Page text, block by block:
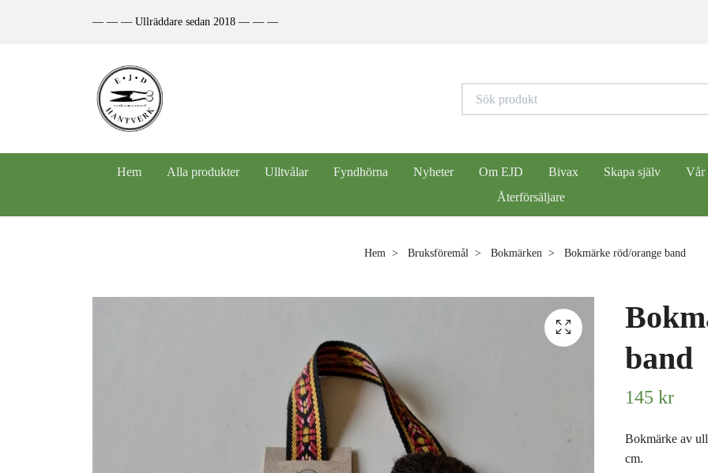
— — — Ullräddare sedan 2018 — — —
Hem Alla produkter Ulltvålar Fyndhörna Nyheter Om EJD Bivax Skapa själv
Vår
Återförsäljare
Hem Bruksföremål Bokmärken Bokmärke röd/orange band
band
145 kr
Bokmärke av
cm.